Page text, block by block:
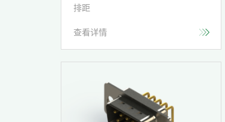
排距
查看详情